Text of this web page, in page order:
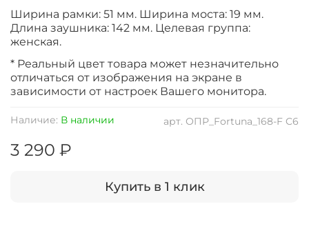
арт. ОПР_Fortuna_168-F C6
Наличие: В наличии
3 290 ₽
Купить в 1 клик
Ширина рамки: 51 мм. Ширина моста: 19 мм.
Длина заушника: 142 мм. Целевая группа:
женская.
* Реальный цвет товара может незначительно
отличаться от изображения на экране в
зависимости от настроек Вашего монитора.